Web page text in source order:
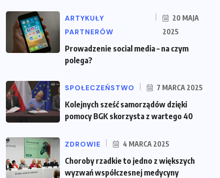
ARTYKUŁY
PARTNERÓW
20 MAJA
2025
Prowadzenie social media – na czym
polega?
SPOŁECZEŃSTWO 7 MARCA 2025
Kolejnych sześć samorządów dzięki
pomocy BGK skorzysta z wartego 40
ZDROWIE 4 MARCA 2025
Choroby rzadkie to jedno z większych
wyzwań współczesnej medycyny